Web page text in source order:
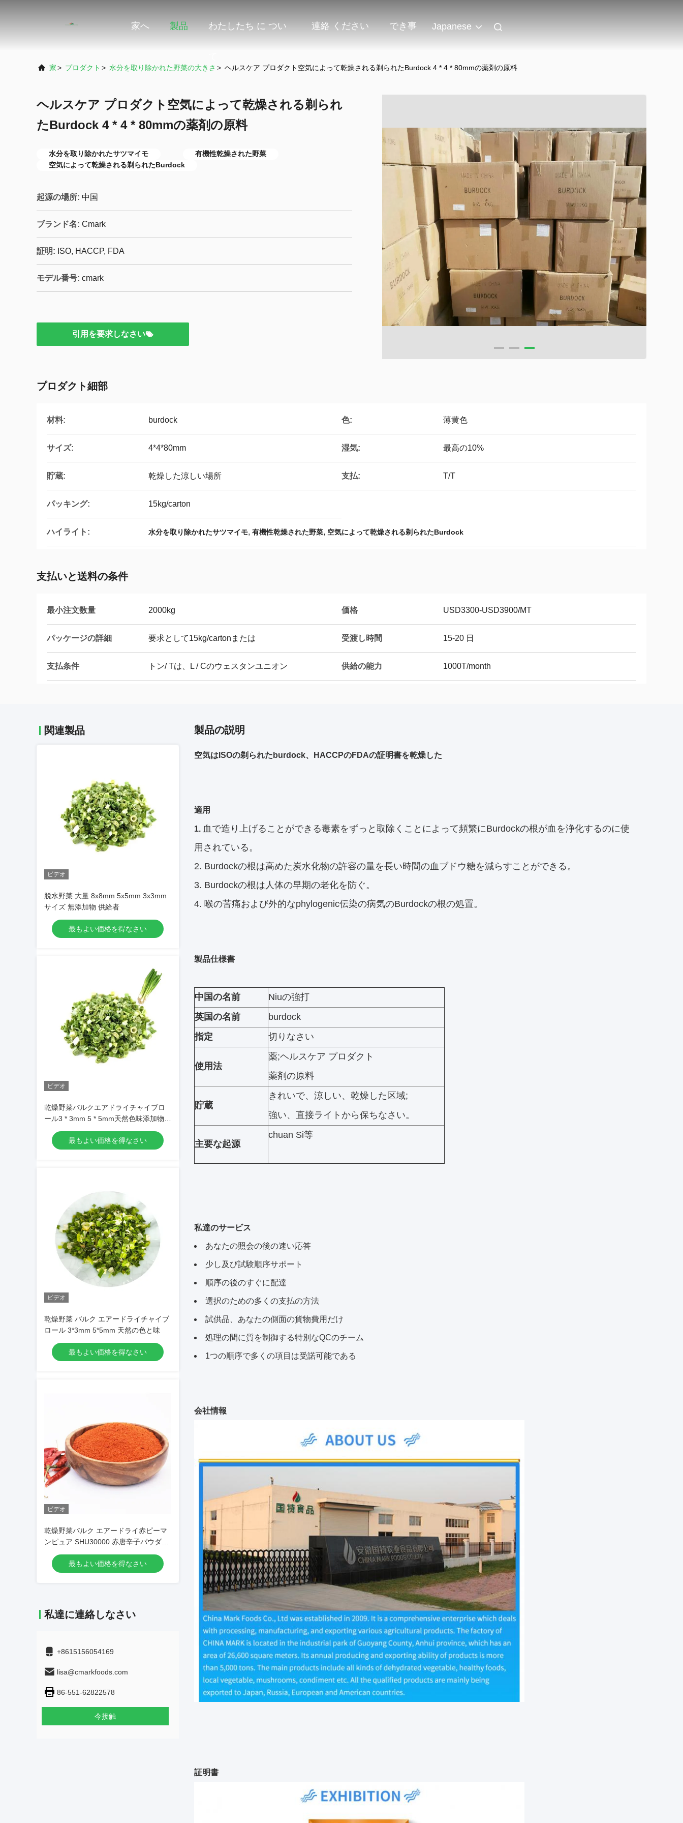
家へ 製品 わたしたち に つい 連絡 ください でき事 Japanese
家> プロダクト > 水分を取り除かれた野菜の大きさ > ヘルスケア プロダクト空気によって乾燥される剃られたBurdock 4 * 4 * 80mmの薬剤の原料
ヘルスケア プロダクト空気によって乾燥される剃られ
たBurdock 4 * 4 * 80mmの薬剤の原料
水分を取り除かれたサツマイモ
有機性乾燥された野菜
空気によって乾燥される剃られたBurdock
起源の場所: 中国
ブランド名: Cmark
証明: ISO, HACCP, FDA
モデル番号: cmark
引用を要求しなさい
プロダクト細部
材料: burdock 色: 薄黄色
サイズ: 4*4*80mm 湿気: 最高の10%
貯蔵: 乾燥した涼しい場所 支払: T/T
パッキング: 15kg/carton
ハイライト: 水分を取り除かれたサツマイモ, 有機性乾燥された野菜, 空気によって乾燥される剃られたBurdock
支払いと送料の条件
最小注文数量 2000kg 価格 USD3300-USD3900/MT
パッケージの詳細 要求として15kg/cartonまたは 受渡し時間 15-20 日
支払条件 トン/ Tは、L / Cのウェスタンユニオン 供給の能力 1000T/month
関連製品
ビデオ
脱水野菜 大量 8x8mm 5x5mm 3x3mm
サイズ 無添加物 供給者
最もよい価格を得なさい
ビデオ
乾燥野菜バルクエアドライチャイブロ
ール3 * 3mm 5 * 5mm天然色味添加物な
し最大7％水分カートンパッキング高品
最もよい価格を得なさい
ビデオ
乾燥野菜 バルク エアードライチャイブ
ロール 3*3mm 5*5mm 天然の色と味
最もよい価格を得なさい
ビデオ
乾燥野菜バルク エアードライ赤ピーマ
ンピュア SHU30000 赤唐辛子パウダー
チリパウダー
最もよい価格を得なさい
私達に連絡しなさい
+8615156054169
lisa@cmarkfoods.com
86-551-62822578
今接触
製品の説明
空気はISOの剃られたburdock、HACCPのFDAの証明書を乾燥した
適用
1. 血で造り上げることができる毒素をずっと取除くことによって頻繁にBurdockの根が血を浄化するのに使
用されている。
2. Burdockの根は高めた炭水化物の許容の量を長い時間の血ブドウ糖を減らすことができる。
3. Burdockの根は人体の早期の老化を防ぐ。
4. 喉の苦痛および外的なphylogenic伝染の病気のBurdockの根の処置。
製品仕様書
中国の名前
Niuの強打
英国の名前
burdock
指定
切りなさい
使用法
薬;ヘルスケア プロダクト
薬剤の原料
貯蔵
きれいで、涼しい、乾燥した区域;
強い、直接ライトから保ちなさい。
主要な起源
chuan Si等
私達のサービス
あなたの照会の後の速い応答
少し及び試験順序サポート
順序の後のすぐに配達
選択のための多くの支払の方法
試供品、あなたの側面の貨物費用だけ
処理の間に質を制御する特別なQCのチーム
1つの順序で多くの項目は受諾可能である
会社情報
証明書